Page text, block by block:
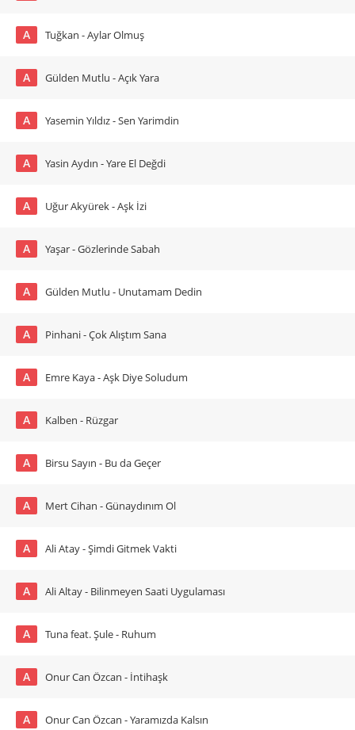
A Tuğkan - Aylar Olmuş
A Gülden Mutlu - Açık Yara
A Yasemin Yıldız - Sen Yarimdin
A Yasin Aydın - Yare El Değdi
A Uğur Akyürek - Aşk İzi
A Yaşar - Gözlerinde Sabah
A Gülden Mutlu - Unutamam Dedin
A Pinhani - Çok Alıştım Sana
A Emre Kaya - Aşk Diye Soludum
A Kalben - Rüzgar
A Birsu Sayın - Bu da Geçer
A Mert Cihan - Günaydınım Ol
A Ali Atay - Şimdi Gitmek Vakti
A Ali Altay - Bilinmeyen Saati Uygulaması
A Tuna feat. Şule - Ruhum
A Onur Can Özcan - İntihaşk
A Onur Can Özcan - Yaramızda Kalsın